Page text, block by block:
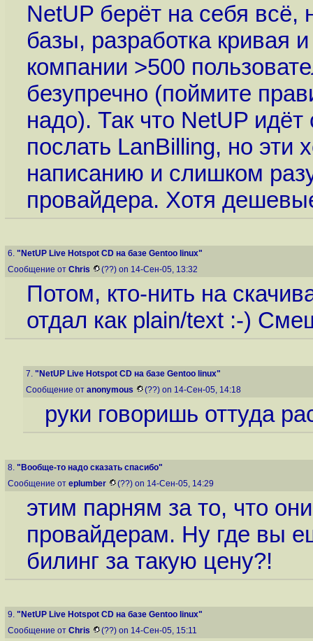
NetUP берёт на себя всё,
базы, разработка кривая
компании >500
безупречно (поймите
надо). Так что NetUP
послать LanBilling, но эти
написанию и слишком
провайдера. Хотя
6. "NetUP Live Hotspot CD на базе Gentoo linux"
Сообщение от Chris (??) on 14-Сен-05, 13:32
Потом, кто-нить на
отдал как plain/text :-)
7. "NetUP Live Hotspot CD на базе Gentoo linux"
Сообщение от anonymous (??) on 14-Сен-05, 14:18
руки говоришь оттуда
8. "Вообще-то надо сказать спасибо"
Сообщение от eplumber (??) on 14-Сен-05, 14:29
этим парням за то, что
провайдерам. Ну где вы
билинг за такую цену?!
9. "NetUP Live Hotspot CD на базе Gentoo linux"
Сообщение от Chris (??) on 14-Сен-05, 15:11